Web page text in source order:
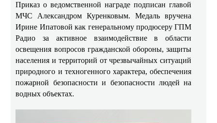
Приказ о ведомственной награде подписан главой
МЧС Александром Куренковым. Медаль вручена
Ирине Ипатовой как генеральному продюсеру ГПМ
Радио за активное взаимодействие в области
освещения вопросов гражданской обороны, защиты
населения и территорий от чрезвычайных ситуаций
природного и техногенного характера, обеспечения
пожарной безопасности и безопасности людей на
водных объектах.